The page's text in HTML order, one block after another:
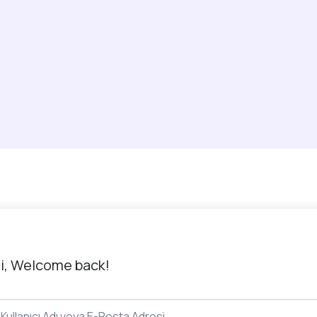
Welcome back!